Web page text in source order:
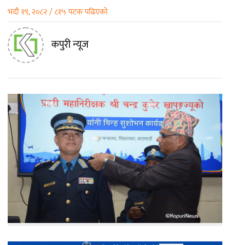
भदौ १९, २०८२ / ८१५ पटक पढिएको
कपुरी न्यूज